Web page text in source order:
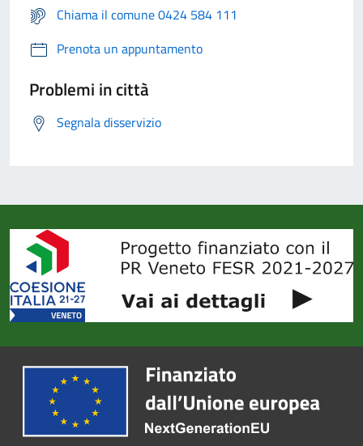
Chiama il comune 0424 584 111
Prenota un appuntamento
Problemi in città
Segnala disservizio